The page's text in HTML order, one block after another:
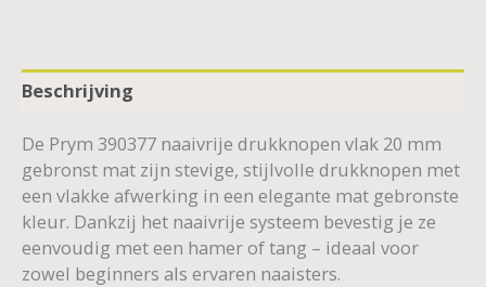
Beschrijving
De Prym 390377 naaivrije drukknopen vlak 20 mm
gebronst mat zijn stevige, stijlvolle drukknopen met
een vlakke afwerking in een elegante mat gebronste
kleur. Dankzij het naaivrije systeem bevestig je ze
eenvoudig met een hamer of tang – ideaal voor
zowel beginners als ervaren naaisters.